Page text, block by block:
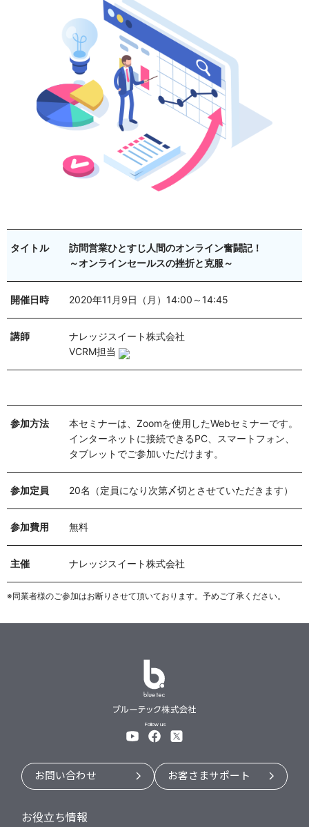
タイトル
訪問営業ひとすじ人間のオンライン奮闘記！
～オンラインセールスの挫折と克服～
開催日時 2020年11月9日（月）14:00～14:45
講師
ナレッジスイート株式会社
VCRM担当
参加方法
本セミナーは、Zoomを使用したWebセミナーです。
インターネットに接続できるPC、スマートフォン、
タブレットでご参加いただけます。
参加定員 20名（定員になり次第〆切とさせていただきます）
参加費用 無料
主催 ナレッジスイート株式会社
※同業者様のご参加はお断りさせて頂いております。予めご了承ください。
Follow us
お問い合わせ お客さまサポート
お役立ち情報